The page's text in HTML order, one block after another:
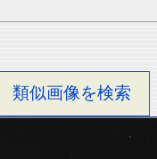
類似画像を検索